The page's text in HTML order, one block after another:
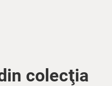
colecţia